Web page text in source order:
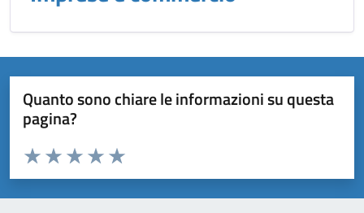
Quanto sono chiare le informazioni su questa
pagina?
Domanda
Valuta da 1 a 5 stelle la pagina
Valuta 5 stelle su 5
Valuta 4 stelle su 5
Valuta 3 stelle su 5
Valuta 2 stelle su 5
Valuta 1 stelle su 5